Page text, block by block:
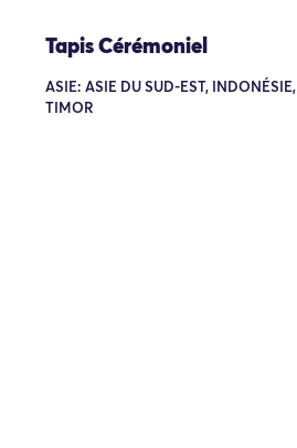
Tapis Cérémoniel
ASIE: ASIE DU SUD-EST, INDONÉSIE,
TIMOR